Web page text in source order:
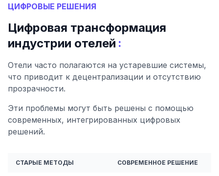
ЦИФРОВЫЕ РЕШЕНИЯ
Цифровая трансформация
индустрии отелей :
Отели часто полагаются на устаревшие системы,
что приводит к децентрализации и отсутствию
прозрачности.
Эти проблемы могут быть решены с помощью
современных, интегрированных цифровых
решений.
СТАРЫЕ МЕТОДЫ СОВРЕМЕННОЕ РЕШЕНИЕ